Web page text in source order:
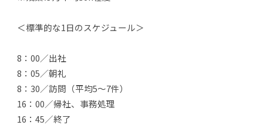
＜標準的な1日のスケジュール＞
8：00／出社
8：05／朝礼
8：30／訪問（平均5～7件）
16：00／帰社、事務処理
16：45／終了